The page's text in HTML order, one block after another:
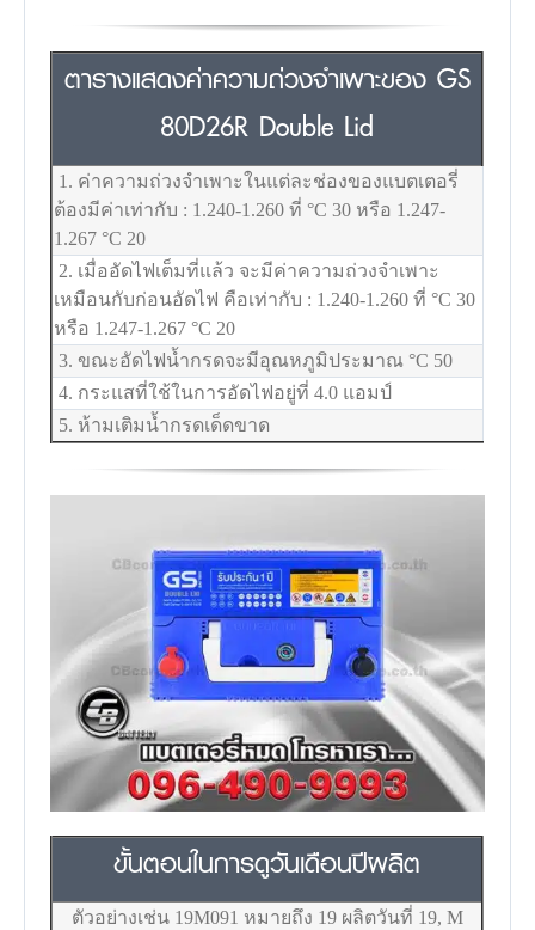
ตารางแสดงค่าความถ่วงจำเพาะของ GS
80D26R Double Lid
1. ค่าความถ่วงจำเพาะในแต่ละช่องของแบตเตอรี่
ต้องมีค่าเท่ากับ : 1.240-1.260 ที่ °C 30 หรือ 1.247-
1.267 °C 20
2. เมื่ออัดไฟเต็มที่แล้ว จะมีค่าความถ่วงจำเพาะ
เหมือนกับก่อนอัดไฟ คือเท่ากับ : 1.240-1.260 ที่ °C 30
หรือ 1.247-1.267 °C 20
3. ขณะอัดไฟน้ำกรดจะมีอุณหภูมิประมาณ °C 50
4. กระแสที่ใช้ในการอัดไฟอยู่ที่ 4.0 แอมป์
5. ห้ามเติมน้ำกรดเด็ดขาด
ขั้นตอนในการดูวันเดือนปีผลิต
ตัวอย่างเช่น 19M091 หมายถึง 19 ผลิตวันที่ 19, M